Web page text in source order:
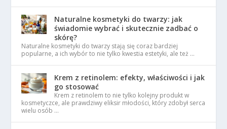
Naturalne kosmetyki do twarzy: jak
świadomie wybrać i skutecznie zadbać o
skórę?
Naturalne kosmetyki do twarzy stają się coraz bardziej
popularne, a ich wybór to nie tylko kwestia estetyki, ale też …
Krem z retinolem: efekty, właściwości i jak
go stosować
Krem z retinolem to nie tylko kolejny produkt w
kosmetyczce, ale prawdziwy eliksir młodości, który zdobył serca
wielu osób …